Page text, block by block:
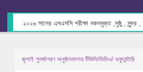
জুলাই পুনর্জাগরণ অনুষ্ঠানমালার টিভিসি/ভিডিও/ ডকুমেন্টারি